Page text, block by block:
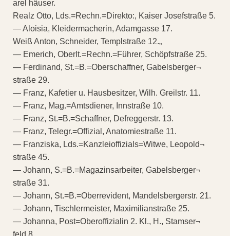
arel häuser.
Realz Otto, Lds.=Rechn.=Direkto:, Kaiser Josefstraße 5.
— Aloisia, Kleidermacherin, Adamgasse 17.
Weiß Anton, Schneider, Templstraße 12.„
— Emerich, Oberlt.=Rechn.=Führer, Schöpfstraße 25.
— Ferdinand, St.=B.=Oberschaffner, Gabelsberger¬
straße 29.
— Franz, Kafetier u. Hausbesitzer, Wilh. Greilstr. 11.
— Franz, Mag.=Amtsdiener, Innstraße 10.
— Franz, St.=B.=Schaffner, Defreggerstr. 13.
— Franz, Telegr.=Offizial, Anatomiestraße 11.
— Franziska, Lds.=Kanzleioffizials=Witwe, Leopold¬
straße 45.
— Johann, S.=B.=Magazinsarbeiter, Gabelsberger¬
straße 31.
— Johann, St.=B.=Oberrevident, Mandelsbergerstr. 21.
— Johann, Tischlermeister, Maximilianstraße 25.
— Johanna, Post=Oberoffizialin 2. Kl., H., Stamser¬